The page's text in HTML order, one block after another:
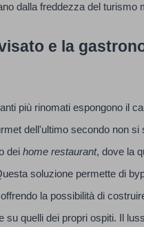
dalla freddezza del turismo
e la
più rinomati espongono il
dell'ultimo secondo non si
dei home restaurant, dove la
soluzione permette di
la possibilità di
quelli dei propri ospiti. Il